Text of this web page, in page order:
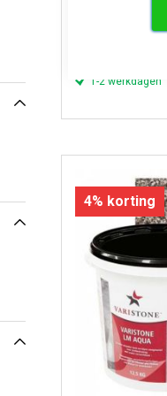
1-2 werkdagen
4% korting